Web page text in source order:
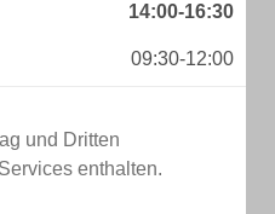
14:00-16:30
09:30-12:00
und Dritten
enthalten.